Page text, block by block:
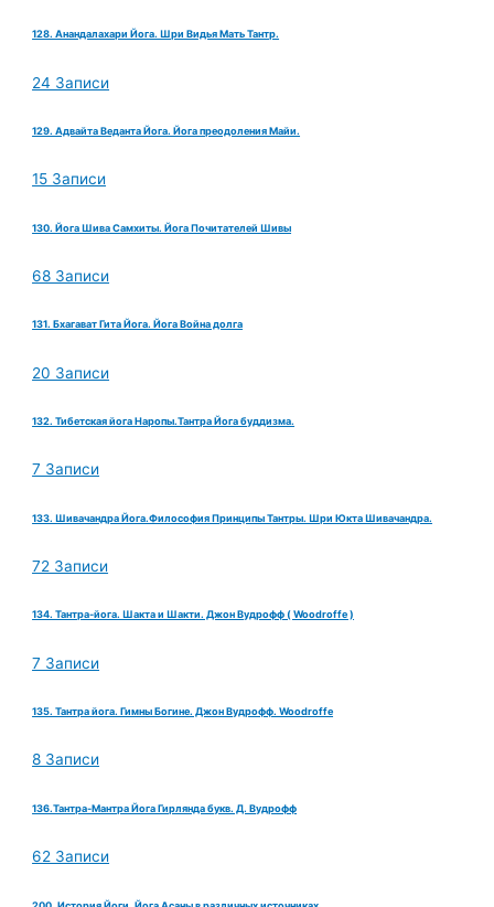
128. Анандалахари Йога. Шри Видья Мать Тантр.
24 Записи
129. Адвайта Веданта Йога. Йога преодоления Майи.
15 Записи
130. Йога Шива Самхиты. Йога Почитателей Шивы
68 Записи
131. Бхагават Гита Йога. Йога Война долга
20 Записи
132. Тибетская йога Наропы.Тантра Йога буддизма.
7 Записи
133. Шивачандра Йога.Философия Принципы Тантры. Шри Юкта Шивачандра.
72 Записи
134. Тантра-йога. Шакта и Шакти. Джон Вудрофф ( Woodroffe )
7 Записи
135. Тантра йога. Гимны Богине. Джон Вудрофф. Woodroffe
8 Записи
136.Тантра-Мантра Йога Гирлянда букв. Д. Вудрофф
62 Записи